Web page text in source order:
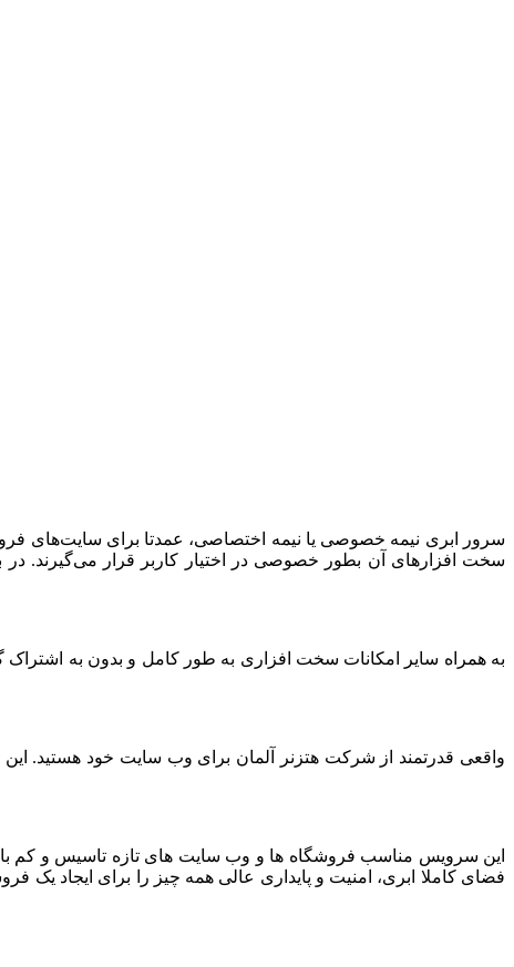
سرور ابری نیمه خصوصی یا نیمه اختصاصی، عمدتا برای سایت‌های
سخت افزارهای آن بطور خصوصی در اختیار کاربر قرار می‌گیرند.